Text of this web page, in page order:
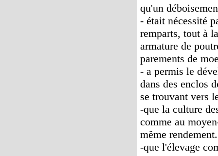
qu'un
- était nécessité
remparts, tout à
armature de
parements de
- a permis le
dans des enclos
se trouvant vers
-que la culture
comme au
même rendement.
-que l'élevage